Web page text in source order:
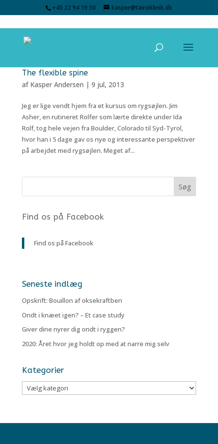
+45 22 94 19 50 kasper@tairoklinik.dk
The flexible spine
af Kasper Andersen | 9 jul, 2013
Jeg er lige vendt hjem fra et kursus om rygsøjlen. Jim
Asher, en rutineret Rolfer som lærte direkte under Ida
Rolf, tog hele vejen fra Boulder, Colorado til Syd-Tyrol,
hvor han i 5 dage gav os nye og interessante perspektiver
på arbejdet med rygsøjlen. Meget af...
Find os på Facebook
Find os på Facebook
Seneste indlæg
Opskrift: Bouillon af oksekraftben
Ondt i knæet igen? – Et case study
Giver dine nyrer dig ondt i ryggen?
2020: Året hvor jeg holdt op med at narre mig selv
Kategorier
Kategorier